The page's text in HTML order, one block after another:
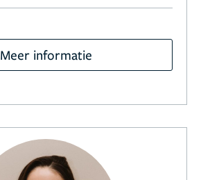
Meer informatie